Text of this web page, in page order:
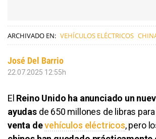
ARCHIVADO EN: VEHÍCULOS ELÉCTRICOS
José Del Barrio
22.07.2025 12:55h
El Reino Unido ha anunciado un
ayudasde 650 millones de libras para
venta devehículos eléctricos, pero